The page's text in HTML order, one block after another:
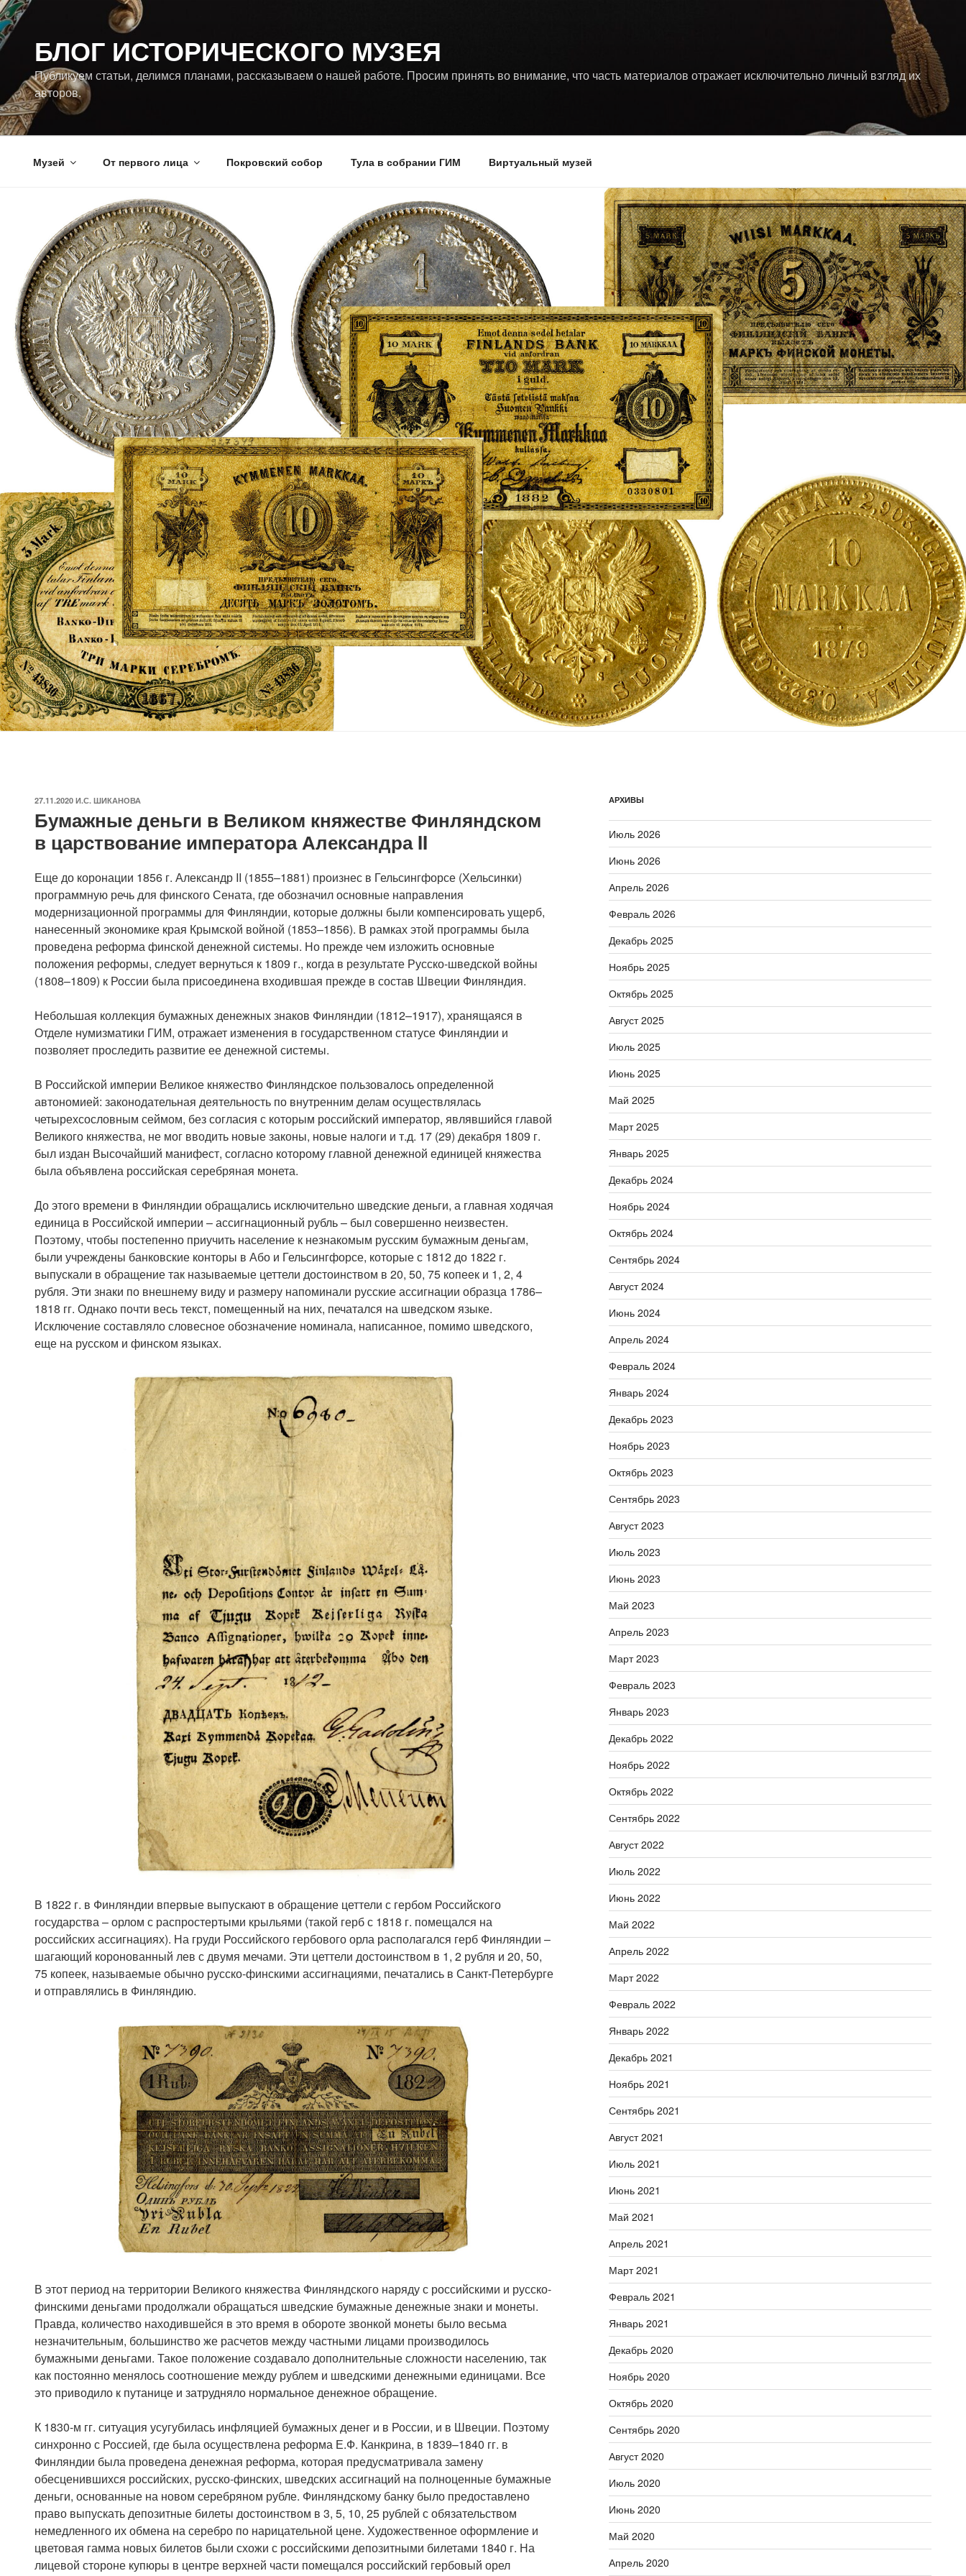
Перейти
к
содержимомуБЛОГ ИСТОРИЧЕСКОГО МУЗЕЯ
Публикуем статьи, делимся планами, рассказываем о нашей работе. Просим принять во внимание, что часть материалов отражает исключительно личный взгляд их
авторов.
Музей От первого лица Покровский собор Тула в собрании ГИМ Виртуальный музей
ОПУБЛИКОВАНО
27.11.2020 И.С. ШИКАНОВА
Бумажные деньги в Великом княжестве Финляндском
в царствование императора Александра II
Еще до коронации 1856 г. Александр II (1855–1881) произнес в Гельсингфорсе (Хельсинки)
программную речь для финского Сената, где обозначил основные направления
модернизационной программы для Финляндии, которые должны были компенсировать ущерб,
нанесенный экономике края Крымской войной (1853–1856). В рамках этой программы была
проведена реформа финской денежной системы. Но прежде чем изложить основные
положения реформы, следует вернуться к 1809 г., когда в результате Русско-шведской войны
(1808–1809) к России была присоединена входившая прежде в состав Швеции Финляндия.
Небольшая коллекция бумажных денежных знаков Финляндии (1812–1917), хранящаяся в
Отделе нумизматики ГИМ, отражает изменения в государственном статусе Финляндии и
позволяет проследить развитие ее денежной системы.
В Российской империи Великое княжество Финляндское пользовалось определенной
автономией: законодательная деятельность по внутренним делам осуществлялась
четырехсословным сеймом, без согласия с которым российский император, являвшийся главой
Великого княжества, не мог вводить новые законы, новые налоги и т.д. 17 (29) декабря 1809 г.
был издан Высочайший манифест, согласно которому главной денежной единицей княжества
была объявлена российская серебряная монета.
До этого времени в Финляндии обращались исключительно шведские деньги, а главная ходячая
единица в Российской империи – ассигнационный рубль – был совершенно неизвестен.
Поэтому, чтобы постепенно приучить население к незнакомым русским бумажным деньгам,
были учреждены банковские конторы в Або и Гельсингфорсе, которые с 1812 до 1822 г.
выпускали в обращение так называемые цеттели достоинством в 20, 50, 75 копеек и 1, 2, 4
рубля. Эти знаки по внешнему виду и размеру напоминали русские ассигнации образца 1786–
1818 гг. Однако почти весь текст, помещенный на них, печатался на шведском языке.
Исключение составляло словесное обозначение номинала, написанное, помимо шведского,
еще на русском и финском языках.
В 1822 г. в Финляндии впервые выпускают в обращение цеттели с гербом Российского
государства – орлом с распростертыми крыльями (такой герб с 1818 г. помещался на
российских ассигнациях). На груди Российского гербового орла располагался герб Финляндии –
шагающий коронованный лев с двумя мечами. Эти цеттели достоинством в 1, 2 рубля и 20, 50,
75 копеек, называемые обычно русско-финскими ассигнациями, печатались в Санкт-Петербурге
и отправлялись в Финляндию.
В этот период на территории Великого княжества Финляндского наряду с российскими и русско-
финскими деньгами продолжали обращаться шведские бумажные денежные знаки и монеты.
Правда, количество находившейся в это время в обороте звонкой монеты было весьма
незначительным, большинство же расчетов между частными лицами производилось
бумажными деньгами. Такое положение создавало дополнительные сложности населению, так
как постоянно менялось соотношение между рублем и шведскими денежными единицами. Все
это приводило к путанице и затрудняло нормальное денежное обращение.
К 1830-м гг. ситуация усугубилась инфляцией бумажных денег и в России, и в Швеции. Поэтому
синхронно с Россией, где была осуществлена реформа Е.Ф. Канкрина, в 1839–1840 гг. в
Финляндии была проведена денежная реформа, которая предусматривала замену
обесценившихся российских, русско-финских, шведских ассигнаций на полноценные бумажные
деньги, основанные на новом серебряном рубле. Финляндскому банку было предоставлено
право выпускать депозитные билеты достоинством в 3, 5, 10, 25 рублей с обязательством
немедленного их обмена на серебро по нарицательной цене. Художественное оформление и
цветовая гамма новых билетов были схожи с российскими депозитными билетами 1840 г. На
лицевой стороне купюры в центре верхней части помещался российский гербовый орел
АРХИВЫ
Июль 2026
Июнь 2026
Апрель 2026
Февраль 2026
Декабрь 2025
Ноябрь 2025
Октябрь 2025
Август 2025
Июль 2025
Июнь 2025
Май 2025
Март 2025
Январь 2025
Декабрь 2024
Ноябрь 2024
Октябрь 2024
Сентябрь 2024
Август 2024
Июнь 2024
Апрель 2024
Февраль 2024
Январь 2024
Декабрь 2023
Ноябрь 2023
Октябрь 2023
Сентябрь 2023
Август 2023
Июль 2023
Июнь 2023
Май 2023
Апрель 2023
Март 2023
Февраль 2023
Январь 2023
Декабрь 2022
Ноябрь 2022
Октябрь 2022
Сентябрь 2022
Август 2022
Июль 2022
Июнь 2022
Май 2022
Апрель 2022
Март 2022
Февраль 2022
Январь 2022
Декабрь 2021
Ноябрь 2021
Сентябрь 2021
Август 2021
Июль 2021
Июнь 2021
Май 2021
Апрель 2021
Март 2021
Февраль 2021
Январь 2021
Декабрь 2020
Ноябрь 2020
Октябрь 2020
Сентябрь 2020
Август 2020
Июль 2020
Июнь 2020
Май 2020
Апрель 2020